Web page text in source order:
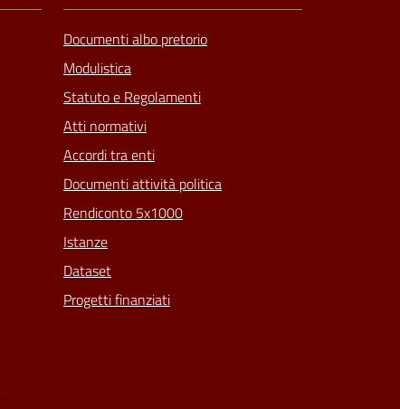
Documenti albo pretorio
Modulistica
Statuto e Regolamenti
Atti normativi
Accordi tra enti
Documenti attività politica
Rendiconto 5x1000
Istanze
Dataset
Progetti finanziati